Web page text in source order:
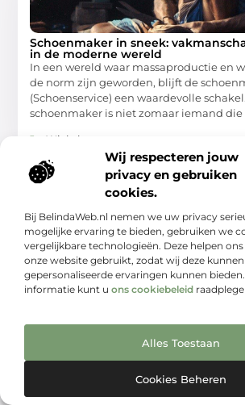
Wij respecteren jouw
privacy en gebruiken
cookies.
Bij BelindaWeb.nl nemen we uw privacy
mogelijke ervaring te bieden, gebruiken we
vergelijkbare technologieën. Deze helpen
onze website gebruikt, zodat wij deze
gepersonaliseerde ervaringen kunnen
informatie kunt u ons cookiebeleid
Alles Toestaan
Cookies Beheren
Schoenmaker in sneek:
in de moderne wereld
In een wereld waar massaproductie en
de norm zijn geworden, blijft de
(Schoenservice) een waardevolle
schoenmaker is niet zomaar iemand die
Winkelen
Welkom bij een wereld vol
misschien niet de eerste plaats die in je
aan mode denkt, maar deze charmante
Winkelen